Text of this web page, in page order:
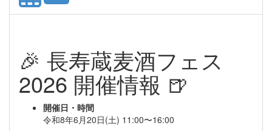
🎉 長寿蔵麦酒フェス
2026 開催情報 🍺
開催日・時間
令和8年6月20日(土) 11:00〜16:00